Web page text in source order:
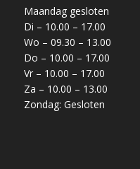
Maandag gesloten
Di – 10.00 – 17.00
Wo – 09.30 – 13.00
Do – 10.00 – 17.00
Vr – 10.00 – 17.00
Za – 10.00 – 13.00
Zondag: Gesloten